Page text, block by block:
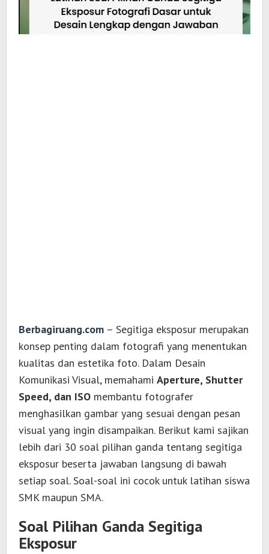
Berbagiruang.com – Segitiga eksposur merupakan
konsep penting dalam fotografi yang menentukan
kualitas dan estetika foto. Dalam Desain
Komunikasi Visual, memahami Aperture, Shutter
Speed, dan ISO membantu fotografer
menghasilkan gambar yang sesuai dengan pesan
visual yang ingin disampaikan. Berikut kami sajikan
lebih dari 30 soal pilihan ganda tentang segitiga
eksposur beserta jawaban langsung di bawah
setiap soal. Soal-soal ini cocok untuk latihan siswa
SMK maupun SMA.
Soal Pilihan Ganda Segitiga
Eksposur